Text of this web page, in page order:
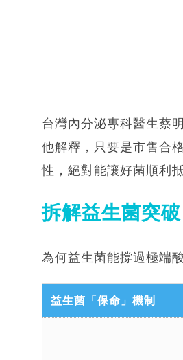
台灣內分泌專科醫生蔡
他解釋，只要是市售合
性，絕對能讓好菌順利
拆解益生菌突
為何益生菌能撐過極端
益生菌「保命」機制